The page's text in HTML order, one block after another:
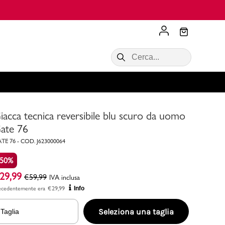
Acquista ora
CIAK
Scopri di più
Consigli
tecnica reversibile blu scuro da uomo
76
76 - COD. J623000064
29,99 €59,99 IVA inclusa
era €29,99 Info
Taglia Seleziona una taglia